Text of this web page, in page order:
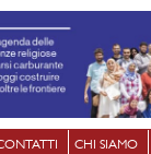
CHI SIAMO